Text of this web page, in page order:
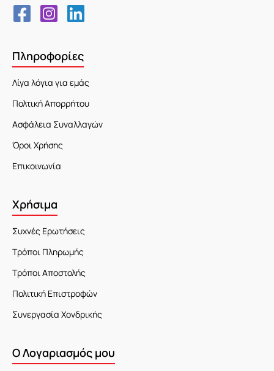
Πληροφορίες
Λίγα λόγια για εμάς
Πολτική Απορρήτου
Ασφάλεια Συναλλαγών
Όροι Χρήσης
Επικοινωνία
Χρήσιμα
Συχνές Ερωτήσεις
Τρόποι Πληρωμής
Τρόποι Αποστολής
Πολιτική Επιστροφών
Συνεργασία Χονδρικής
Ο Λογαριασμός μου